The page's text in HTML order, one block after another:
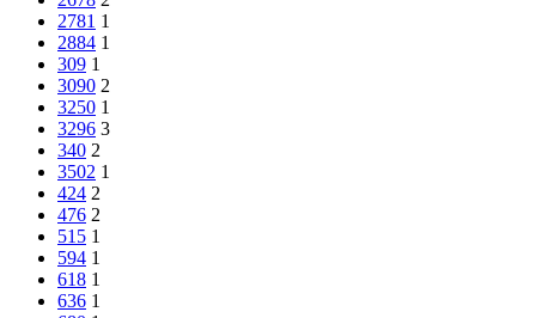
2781 1
2884 1
309 1
3090 2
3250 1
3296 3
340 2
3502 1
424 2
476 2
515 1
594 1
618 1
636 1